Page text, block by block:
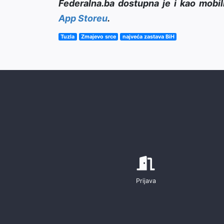
Federalna.ba dostupna je i kao
App Storeu.
Tuzla Zmajevo srce najveća zastava BiH
Prijava